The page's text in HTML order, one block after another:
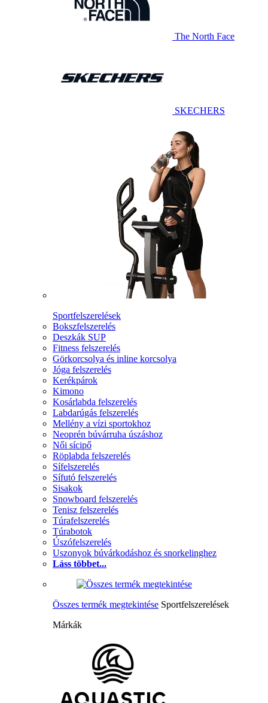
The North Face
SKECHERS
Sportfelszerelések
Bokszfelszerelés
Deszkák SUP
Fitness felszerelés
Görkorcsolya és inline korcsolya
Jóga felszerelés
Kerékpárok
Kimono
Kosárlabda felszerelés
Labdarúgás felszerelés
Mellény a vízi sportokhoz
Neoprén búvárruha úszáshoz
Női sícipő
Röplabda felszerelés
Sífelszerelés
Sífutó felszerelés
Sisakok
Snowboard felszerelés
Tenisz felszerelés
Túrafelszerelés
Túrabotok
Úszófelszerelés
Uszonyok búvárkodáshoz és snorkelinghez
Láss többet...
Összes termék megtekintése Sportfelszerelések
Márkák